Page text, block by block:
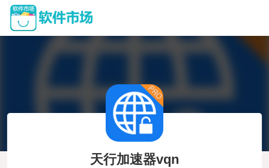
天行加速器vqn